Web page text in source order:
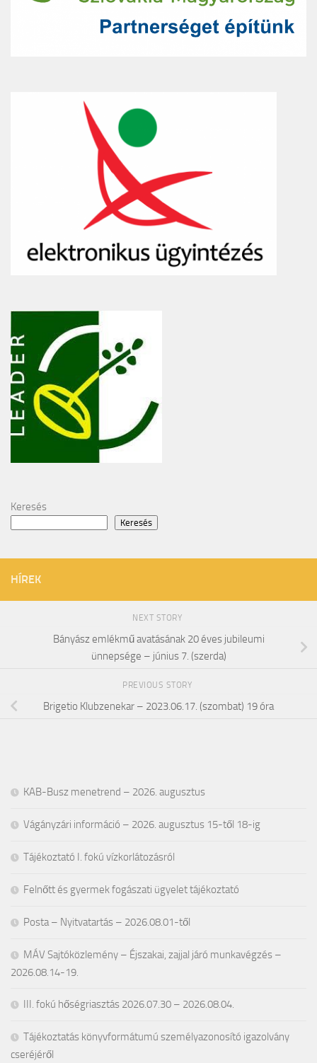
Keresés
Keresés
HÍREK
NEXT STORY
Bányász emlékmű avatásának 20 éves jubileumi
ünnepsége – június 7. (szerda)
PREVIOUS STORY
Brigetio Klubzenekar – 2023.06.17. (szombat) 19 óra
KAB-Busz menetrend – 2026. augusztus
Vágányzári információ – 2026. augusztus 15-től 18-ig
Tájékoztató I. fokú vízkorlátozásról
Felnőtt és gyermek fogászati ügyelet tájékoztató
Posta – Nyitvatartás – 2026.08.01-től
MÁV Sajtóközlemény – Éjszakai, zajjal járó munkavégzés –
2026.08.14-19.
III. fokú hőségriasztás 2026.07.30 – 2026.08.04.
Tájékoztatás könyvformátumú személyazonosító igazolvány
cseréjéről